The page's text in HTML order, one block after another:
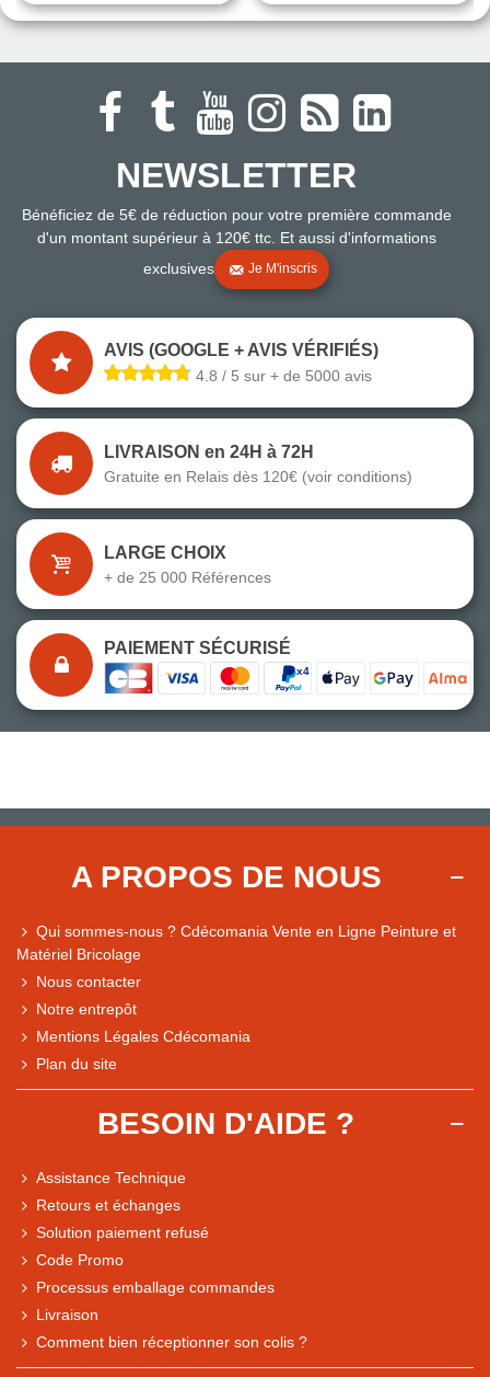
Comparaison des performances du magasin
NEWSLETTER
Bénéficiez de 5€ de réduction pour votre première commande
d'un montant supérieur à 120€ ttc. Et aussi d'informations
exclusives
Je M'inscris
AVIS (GOOGLE + AVIS VÉRIFIÉS)
4.8 / 5 sur + de 5000 avis
LIVRAISON en 24H à 72H
Gratuite en Relais dès 120€ (voir conditions)
LARGE CHOIX
+ de 25 000 Références
PAIEMENT SÉCURISÉ
A PROPOS DE NOUS
Qui sommes-nous ? Cdécomania Vente en Ligne Peinture et
Matériel Bricolage
Nous contacter
Notre entrepôt
Mentions Légales Cdécomania
Plan du site
BESOIN D'AIDE ?
Assistance Technique
Retours et échanges
Solution paiement refusé
Code Promo
Processus emballage commandes
Livraison
Comment bien réceptionner son colis ?